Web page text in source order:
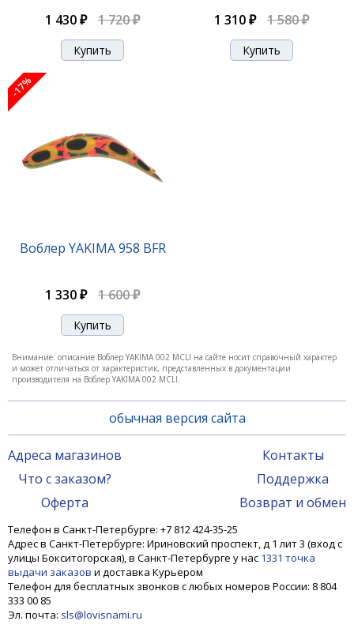
1 430 ₽
1 720 ₽
1 310 ₽
1 580 ₽
-17%
Воблер YAKIMA 958 BFR
1 330 ₽ 1 600 ₽
Внимание: описание Воблер YAKIMA 002 MCLI на сайте носит справочный характер
и может отличаться от характеристик, представленных в документации
производителя на Воблер YAKIMA 002 MCLI.
обычная версия сайта
Адреса магазинов
Что с заказом?
Оферта
Контакты
Поддержка
Возврат и обмен
Телефон в Санкт-Петербурге: +7 812 424-35-25
Адрес в Санкт-Петербурге: Ириновский проспект, д 1 лит 3 (вход с
улицы Бокситогорская), в Санкт-Петербурге у нас 1331 точка
выдачи заказов и доставка Курьером
Телефон для бесплатных звонков с любых номеров России: 8 804
333 00 85
Эл. почта: sls@lovisnami.ru